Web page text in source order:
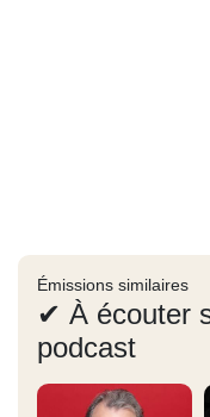
Émissions similaires
✔ À écouter
podcast